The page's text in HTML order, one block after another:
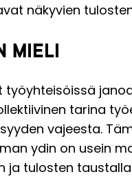
näkyvien
MIELI
työyhteisöissä
tarina
vajeesta.
ydin on usein
ja tulosten